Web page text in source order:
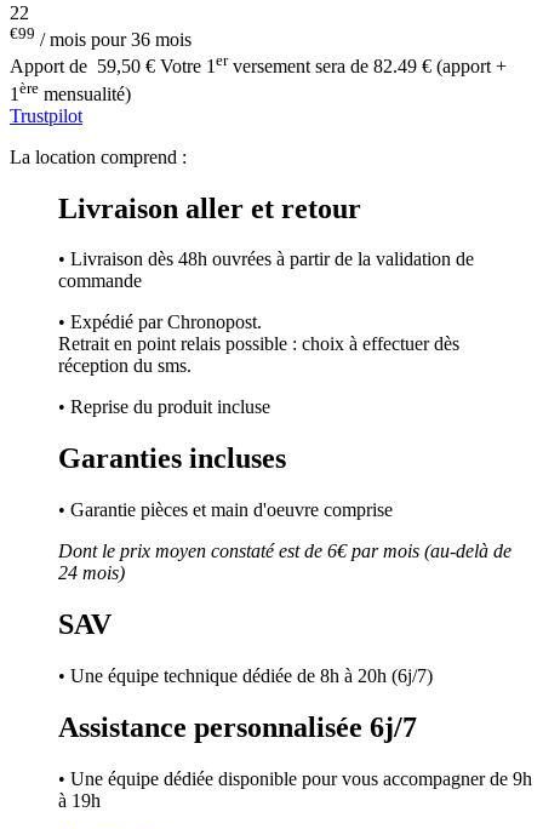
22
€99 / mois pour 36 mois
Apport de 59,50 € Votre 1 erversement sera de 82.49 € (apport +
1 ère mensualité)
Trustpilot
La location comprend :
Livraison aller et retour
• Livraison dès 48h ouvrées à partir de la validation de
commande
• Expédié par Chronopost.
Retrait en point relais possible : choix à effectuer dès
réception du sms.
• Reprise du produit incluse
Garanties incluses
• Garantie pièces et main d'oeuvre comprise
Dont le prix moyen constaté est de 6€ par mois (au-delà de
24 mois)
SAV
• Une équipe technique dédiée de 8h à 20h (6j/7)
Assistance personnalisée 6j/7
• Une équipe dédiée disponible pour vous accompagner de 9h
à 19h